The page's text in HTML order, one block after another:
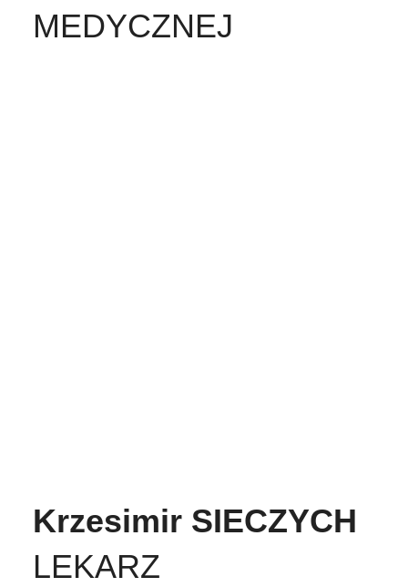
MEDYCZNEJ
Krzesimir SIECZYCH
LEKARZ